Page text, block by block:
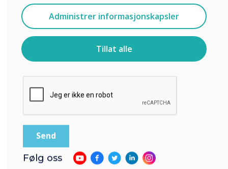
Administrer informasjonskapsler
Tillat alle
Jeg godtar å motta kommunikasjon fra
Clevertouch.
For informasjon om hvordan vi samler inn og bruker
personopplysningene dine, se vår
personvernerklæring.
Ved å klikke på send gir du samtykke til Clevertouch til å
Følg oss